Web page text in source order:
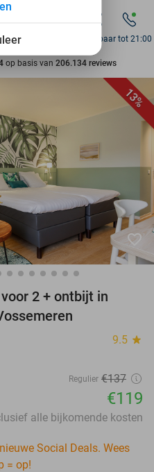
beschikbaar
leden
op basis van 206.134 reviews
beschikbaar
leden
Bereikbaar tot 21:00
13%
favorite_border
2 + ontbijt in
9.5 star
Regulier €137
€119
alle bijkomende kosten
Social Deals. Wees
= op!